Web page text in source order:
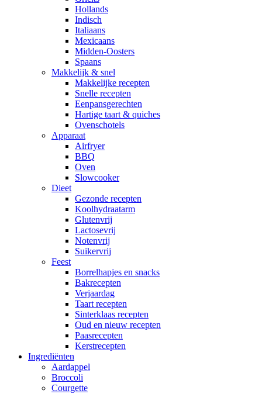
Hollands
Indisch
Italiaans
Mexicaans
Midden-Oosters
Spaans
Makkelijk & snel
Makkelijke recepten
Snelle recepten
Eenpansgerechten
Hartige taart & quiches
Ovenschotels
Apparaat
Airfryer
BBQ
Oven
Slowcooker
Dieet
Gezonde recepten
Koolhydraatarm
Glutenvrij
Lactosevrij
Notenvrij
Suikervrij
Feest
Borrelhapjes en snacks
Bakrecepten
Verjaardag
Taart recepten
Sinterklaas recepten
Oud en nieuw recepten
Paasrecepten
Kerstrecepten
Ingrediënten
Aardappel
Broccoli
Courgette